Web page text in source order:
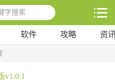
软件 攻略 资
v1.0.1